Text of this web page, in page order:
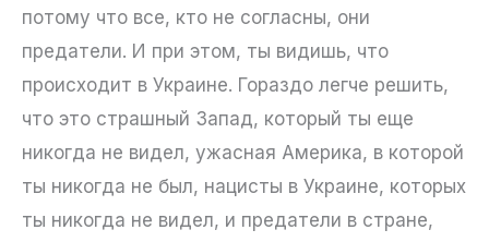
потому что все, кто не согласны, они
предатели. И при этом, ты видишь, что
происходит в Украине. Гораздо легче решить,
что это страшный Запад, который ты еще
никогда не видел, ужасная Америка, в которой
ты никогда не был, нацисты в Украине, которых
ты никогда не видел, и предатели в стране,